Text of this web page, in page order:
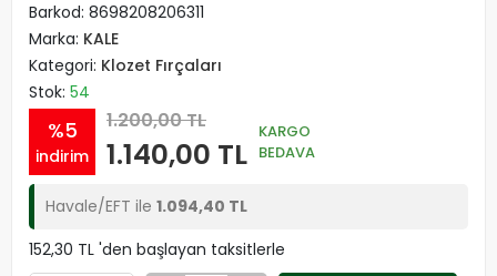
Barkod: 8698208206311
Marka: KALE
Kategori: Klozet Fırçaları
Stok: 54
%5
indirim
1.200,00 TL
1.140,00 TL
KARGO
BEDAVA
Havale/EFT ile 1.094,40 TL
152,30 TL 'den başlayan taksitlerle